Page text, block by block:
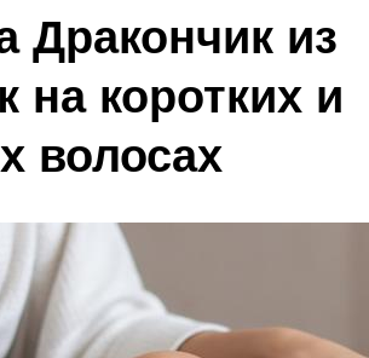
Дракончик из
на коротких и
волосах